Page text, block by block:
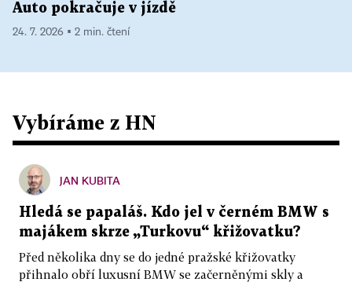
Auto pokračuje v jízdě
24. 7. 2026 ▪ 2 min. čtení
Vybíráme z HN
JAN KUBITA
Hledá se papaláš. Kdo jel v černém BMW s
majákem skrze „Turkovu“ křižovatku?
Před několika dny se do jedné pražské křižovatky
přihnalo obří luxusní BMW se začerněnými skly a